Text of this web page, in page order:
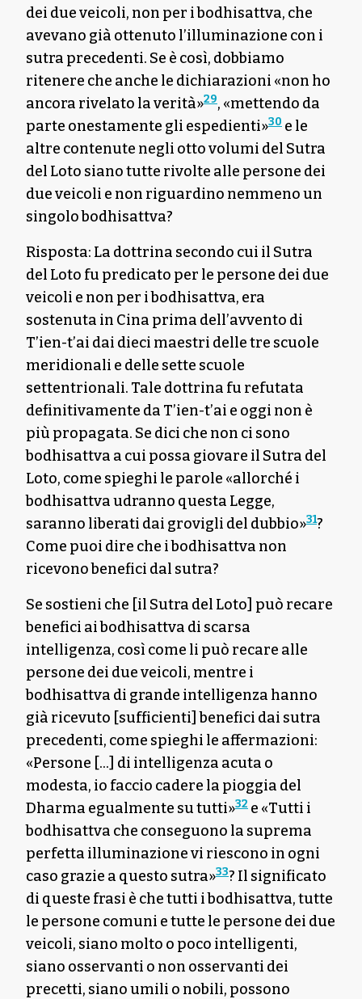
dei due veicoli, non per i bodhisattva, che
avevano già ottenuto l’illuminazione con i
sutra precedenti. Se è così, dobbiamo
ritenere che anche le dichiarazioni «non ho
ancora rivelato la verità»29, «mettendo da
parte onestamente gli espedienti»30 e le
altre contenute negli otto volumi del Sutra
del Loto siano tutte rivolte alle persone dei
due veicoli e non riguardino nemmeno un
singolo bodhisattva?
Risposta: La dottrina secondo cui il Sutra
del Loto fu predicato per le persone dei due
veicoli e non per i bodhisattva, era
sostenuta in Cina prima dell’avvento di
T’ien-t’ai dai dieci maestri delle tre scuole
meridionali e delle sette scuole
settentrionali. Tale dottrina fu refutata
definitivamente da T’ien-t’ai e oggi non è
più propagata. Se dici che non ci sono
bodhisattva a cui possa giovare il Sutra del
Loto, come spieghi le parole «allorché i
bodhisattva udranno questa Legge,
saranno liberati dai grovigli del dubbio»31?
Come puoi dire che i bodhisattva non
ricevono benefici dal sutra?
Se sostieni che [il Sutra del Loto] può recare
benefici ai bodhisattva di scarsa
intelligenza, così come li può recare alle
persone dei due veicoli, mentre i
bodhisattva di grande intelligenza hanno
già ricevuto [sufficienti] benefici dai sutra
precedenti, come spieghi le affermazioni:
«Persone […] di intelligenza acuta o
modesta, io faccio cadere la pioggia del
Dharma egualmente su tutti»32 e «Tutti i
bodhisattva che conseguono la suprema
perfetta illuminazione vi riescono in ogni
caso grazie a questo sutra»33? Il significato
di queste frasi è che tutti i bodhisattva, tutte
le persone comuni e tutte le persone dei due
veicoli, siano molto o poco intelligenti,
siano osservanti o non osservanti dei
precetti, siano umili o nobili, possono